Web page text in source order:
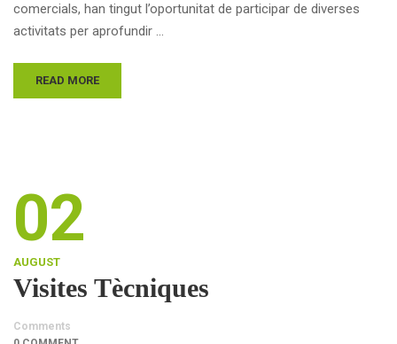
comercials, han tingut l’oportunitat de participar de diverses
activitats per aprofundir …
READ MORE
02
AUGUST
Visites Tècniques
Comments